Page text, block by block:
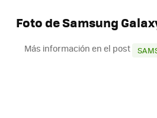
Foto de Samsung
Más información en el post